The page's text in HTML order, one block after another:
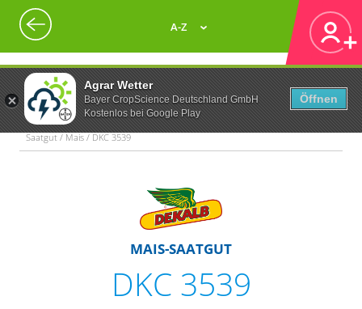
Agrar Wetter
Bayer CropScience Deutschland GmbH
Kostenlos bei Google Play
Öffnen
A-Z
Saatgut / Mais / DKC 3539
MAIS-SAATGUT
DKC 3539